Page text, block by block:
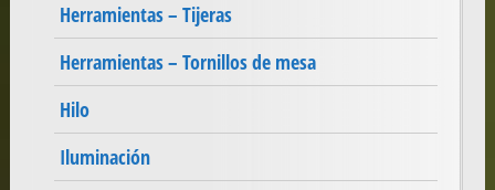
Herramientas – Tijeras
Herramientas – Tornillos de mesa
Hilo
Iluminación